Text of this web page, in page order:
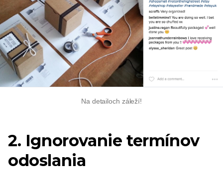
Na detailoch záleží!
2. Ignorovanie termínov
odoslania